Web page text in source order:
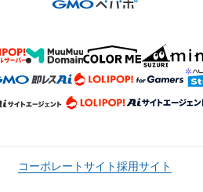
コーポレートサイト採用サイト